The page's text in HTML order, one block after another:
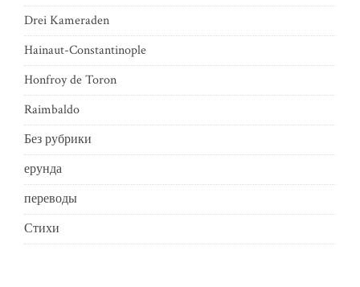
Drei Kameraden
Hainaut-Constantinople
Honfroy de Toron
Raimbaldo
Без рубрики
ерунда
переводы
Стихи